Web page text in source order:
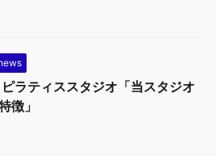
ラティススタジオ「当スタジオ
徴」